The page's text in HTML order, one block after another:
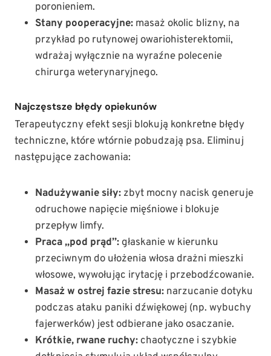
poronieniem.
Stany pooperacyjne: masaż okolic blizny, na
przykład po rutynowej owariohisterektomii,
wdrażaj wyłącznie na wyraźne polecenie
chirurga weterynaryjnego.
Najczęstsze błędy opiekunów
Terapeutyczny efekt sesji blokują konkretne błędy
techniczne, które wtórnie pobudzają psa. Eliminuj
następujące zachowania:
Nadużywanie siły: zbyt mocny nacisk generuje
odruchowe napięcie mięśniowe i blokuje
przepływ limfy.
Praca „pod prąd”: głaskanie w kierunku
przeciwnym do ułożenia włosa drażni mieszki
włosowe, wywołując irytację i przebodźcowanie.
Masaż w ostrej fazie stresu: narzucanie dotyku
podczas ataku paniki dźwiękowej (np. wybuchy
fajerwerków) jest odbierane jako osaczanie.
Krótkie, rwane ruchy: chaotyczne i szybkie